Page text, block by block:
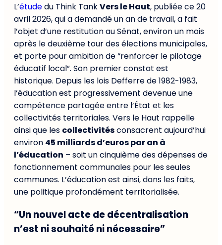
L’étudedu Think TankVers le Haut, publiée ce 20
avril 2026, qui a demandé un an de travail, a fait
l’objet d’une restitution au Sénat, environ un mois
après le deuxième tour des élections municipales,
et porte pour ambition de “renforcer le pilotage
éducatif local”. Son premier constat est
historique. Depuis les lois Defferre de 1982-1983,
l’éducation est progressivement devenue une
compétence partagée entre l’État et les
collectivités territoriales. Vers le Haut rappelle
ainsi que les collectivitésconsacrent aujourd’hui
environ 45 milliards d’euros par an à
l’éducation – soit un cinquième des dépenses de
fonctionnement communales pour les seules
communes. L’éducation est ainsi, dans les faits,
une politique profondément territorialisée.
“Un nouvel acte de décentralisation
n’est ni souhaité ni nécessaire”